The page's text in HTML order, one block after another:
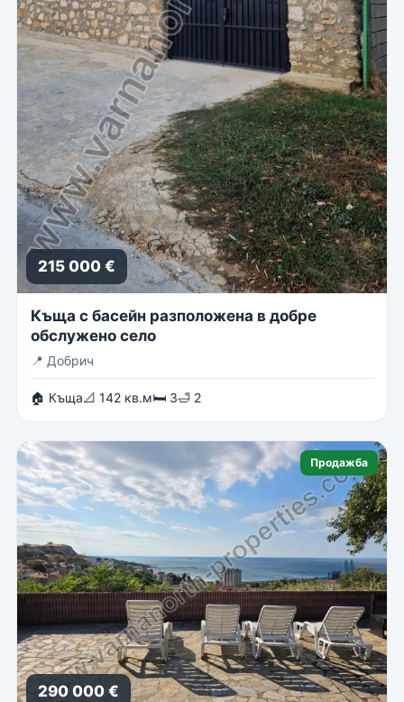
215 000 €
Къща с басейн разположена в добре
обслужено село
📍 Добрич
🏠 Къща📐 142 кв.м🛏 3🛁 2
Продажба
290 000 €